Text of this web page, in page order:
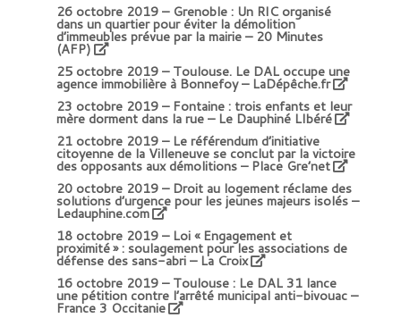
26 octobre 2019 – Grenoble : Un RIC organisé
dans un quartier pour éviter la démolition
d’immeubles prévue par la mairie – 20 Minutes
(AFP)
25 octobre 2019 –Toulouse. Le DAL occupe une
agence immobilière à Bonnefoy – LaDépêche.fr
23 octobre 2019 –Fontaine : trois enfants et leur
mère dorment dans la rue – Le Dauphiné LIbéré
21 octobre 2019 –Le référendum d’initiative
citoyenne de la Villeneuve se conclut par la victoire
des opposants aux démolitions – Place Gre’net
20 octobre 2019 –Droit au logement réclame des
solutions d’urgence pour les jeunes majeurs isolés –
Ledauphine.com
18 octobre 2019 –Loi « Engagement et
proximité » : soulagement pour les associations de
défense des sans-abri – La Croix
16 octobre 2019 –Toulouse : Le DAL 31 lance
une pétition contre l’arrêté municipal anti-bivouac –
France 3 Occitanie